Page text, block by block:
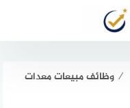
⁄ وظائف مبيعات معدات